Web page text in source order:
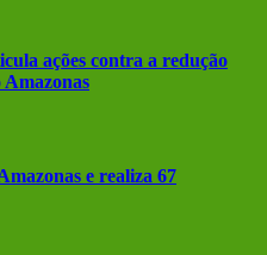
ações contra a redução
Amazonas
e realiza 67